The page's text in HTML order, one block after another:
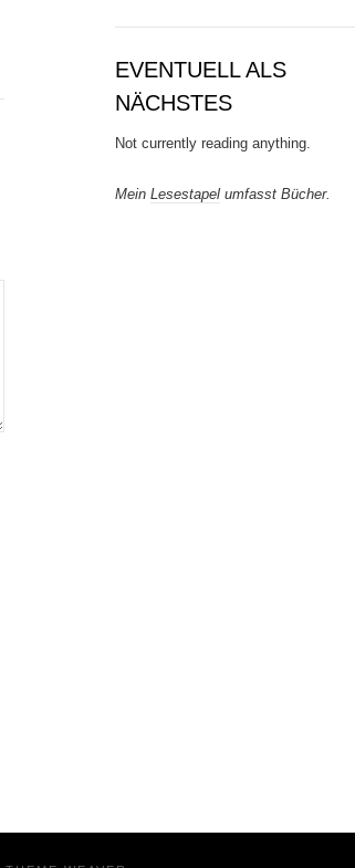
EVENTUELL ALS
NÄCHSTES
Not currently reading anything.
Mein Lesestapel umfasst Bücher.